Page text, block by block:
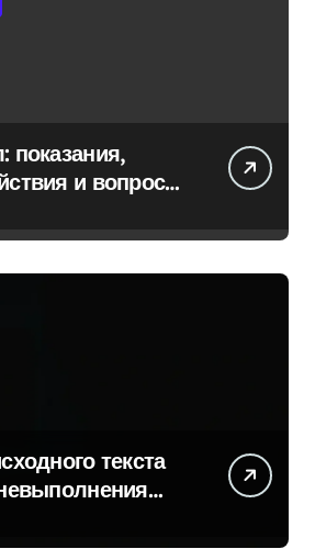
показания,
и вопросы
текста